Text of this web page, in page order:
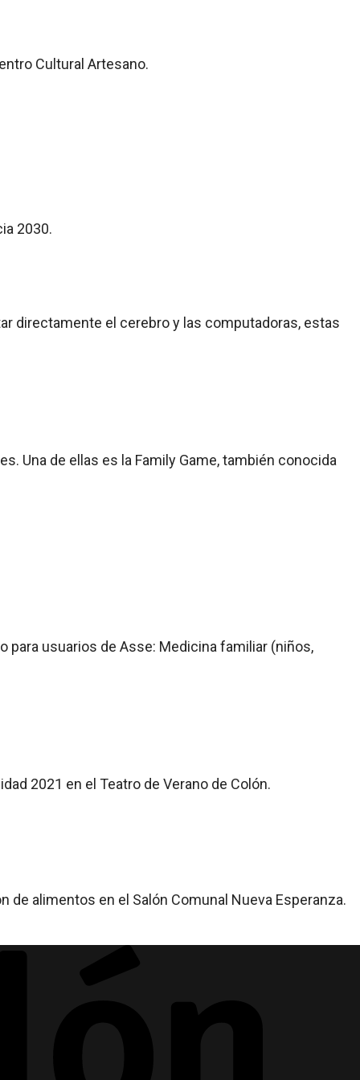
Cultural Artesano.
2030.
directamente el cerebro y las computadoras, estas
Una de ellas es la Family Game, también conocida
para usuarios de Asse: Medicina familiar (niños,
2021 en el Teatro de Verano de Colón.
alimentos en el Salón Comunal Nueva Esperanza.